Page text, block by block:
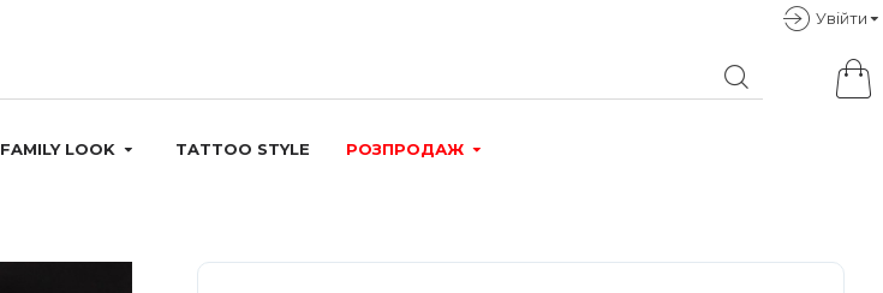
Увiйти
FAMILY LOOK TATTOO STYLE РОЗПРОДАЖ